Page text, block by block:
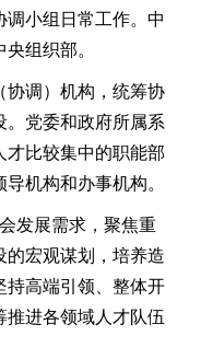
调小组日常工作。中
组织部。
调）机构，统筹协
。党委和政府所属系
才比较集中的职能部
机构和办事机构。
展需求，聚焦重
的宏观谋划，培养造
持高端引领、整体开
推进各领域人才队伍